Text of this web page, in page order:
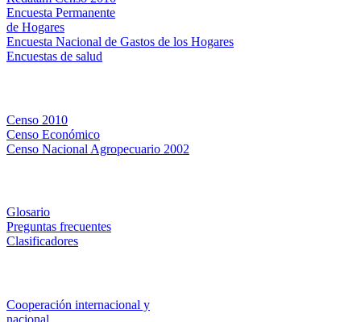
Encuesta Permanente
de Hogares
Encuesta Nacional de Gastos de los Hogares
Encuestas de salud
Censo 2010
Censo Económico
Censo Nacional Agropecuario 2002
Glosario
Preguntas frecuentes
Clasificadores
Cooperación internacional y
nacional